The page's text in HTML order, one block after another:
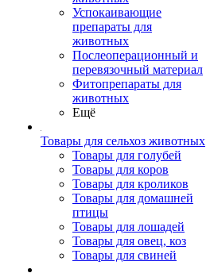
Успокаивающие
препараты для
животных
Послеоперационный и
перевязочный материал
Фитопрепараты для
животных
Ещё
Товары для сельхоз животных
Товары для голубей
Товары для коров
Товары для кроликов
Товары для домашней
птицы
Товары для лошадей
Товары для овец, коз
Товары для свиней